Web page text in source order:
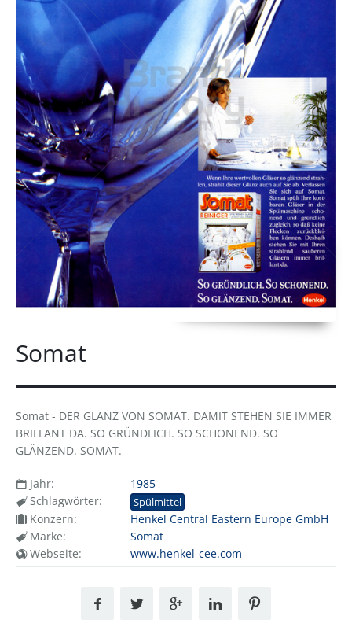
Epoche
Somat
Somat - DER GLANZ VON SOMAT. DAMIT STEHEN SIE IMMER
BRILLANT DA. SO GRÜNDLICH. SO SCHONEND. SO
GLÄNZEND. SOMAT.
Jahr:
1985
Schlagwörter:
Spülmittel
Konzern:
Henkel Central Eastern Europe GmbH
Marke:
Somat
Webseite:
www.henkel-cee.com